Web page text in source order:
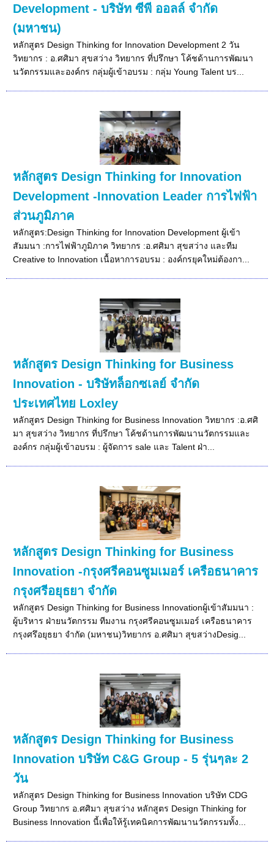
Development - บริษัท ซีพี ออลล์ จำกัด
(มหาชน)
หลักสูตร Design Thinking for Innovation Development 2 วัน
วิทยากร : อ.ศศิมา สุขสว่าง วิทยากร ที่ปรึกษา โค้ชด้านการพัฒนา
นวัตกรรมและองค์กร กลุ่มผู้เข้าอบรม : กลุ่ม Young Talent บร...
หลักสูตร Design Thinking for Innovation
Development -Innovation Leader การไฟฟ้า
ส่วนภูมิภาค
หลักสูตร:Design Thinking for Innovation Development ผู้เข้า
สัมมนา :การไฟฟ้าภูมิภาค วิทยากร :อ.ศศิมา สุขสว่าง และทีม
Creative to Innovation เนื้อหาการอบรม : องค์กรยุคใหม่ต้องกา...
หลักสูตร Design Thinking for Business
Innovation - บริษัทล็อกซเลย์ จำกัด
ประเทศไทย Loxley
หลักสูตร Design Thinking for Business Innovation วิทยากร :อ.ศศิ
มา สุขสว่าง วิทยากร ที่ปรึกษา โค้ชด้านการพัฒนานวัตกรรมและ
องค์กร กลุ่มผู้เข้าอบรม : ผู้จัดการ sale และ Talent ฝ่า...
หลักสูตร Design Thinking for Business
Innovation -กรุงศรีคอนซูมเมอร์ เครือธนาคาร
กรุงศรีอยุธยา จำกัด
หลักสูตร Design Thinking for Business Innovationผู้เข้าสัมมนา :
ผู้บริหาร ฝ่ายนวัตกรรม ทีมงาน กรุงศรีคอนซูมเมอร์ เครือธนาคาร
กรุงศรึอยุธยา จำกัด (มหาชน)วิทยากร อ.ศศิมา สุขสว่างDesig...
หลักสูตร Design Thinking for Business
Innovation บริษัท C&G Group - 5 รุ่นๆละ 2
วัน
หลักสูตร Design Thinking for Business Innovation บริษัท CDG
Group วิทยากร อ.ศศิมา สุขสว่าง หลักสูตร Design Thinking for
Business Innovation นี้เพื่อให้รู้เทคนิคการพัฒนานวัตกรรมทั้ง...